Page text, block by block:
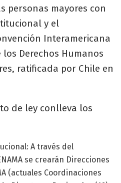
personas mayores con
y el
Interamericana
Derechos Humanos
ratificada por Chile en
de ley conlleva los
A través del
se crearán Direcciones
(actuales Coordinaciones